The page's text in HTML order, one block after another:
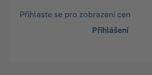
Přihlaste se pro zobrazení cen
Přihlášení